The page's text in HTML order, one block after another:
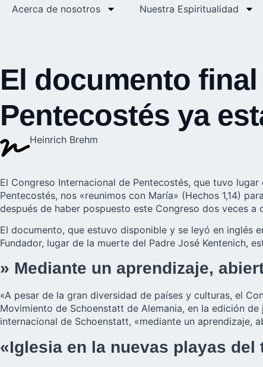
Acerca de nosotros Nuestra Espiritualidad
El documento
Pentecostés ya
Heinrich Brehm
El Congreso Internacional de Pentecostés, que tuvo
Pentecostés, nos «reunimos con María» (Hechos 1,14)
después de haber pospuesto este Congreso dos veces
El documento, que estuvo disponible y se leyó en inglés
Fundador, lugar de la muerte del Padre José Kentenich,
» Mediante un aprendizaje,
«A pesar de la gran diversidad de países y culturas, el
Movimiento de Schoenstatt de Alemania, en la edición
internacional de Schoenstatt, «mediante un aprendizaje,
«Iglesia en la nuevas playas del